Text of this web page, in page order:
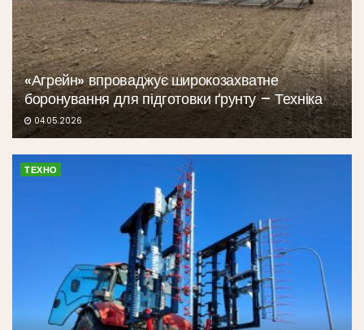
«Агрейн» впроваджує широкозахватне
боронування для підготовки ґрунту – Техніка
04.05.2026
ТЕХНО